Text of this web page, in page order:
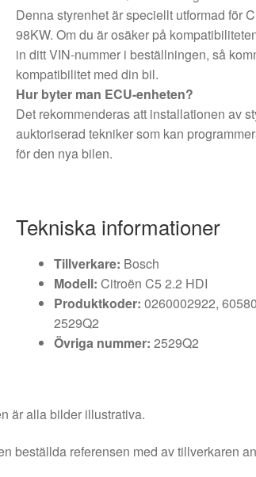
Denna styrenhet är speciellt utformad för
98KW. Om du är osäker på
in ditt VIN-nummer i beställningen, så
kompatibilitet med din bil.
Hur byter man ECU-enheten?
Det rekommenderas att installationen av
auktoriserad tekniker som kan
för den nya bilen.
Tekniska informationer
Tillverkare: Bosch
Modell: Citroën C5 2.2 HDI
Produktkoder: 0260002922,
2529Q2
Övriga nummer: 2529Q2
är alla bilder illustrativa.
beställda referensen med av tillverkaren